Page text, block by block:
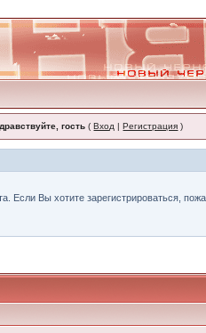
гость (Вход |Регистрация )
Вы хотите зарегистрироваться,